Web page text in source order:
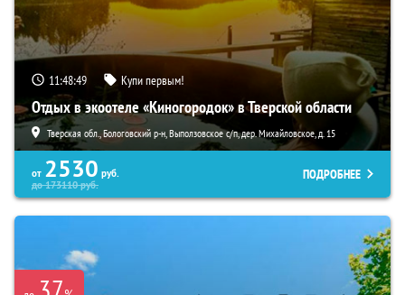
11:48:47 Купи первым!
Отдых в экоотеле «Киногородок» в Тверской области
Тверская обл., Бологовский р-н, Выползовское с/п, дер. Михайловское, д. 15
от 2530 руб.
до173110руб.
ПОДРОБНЕЕ